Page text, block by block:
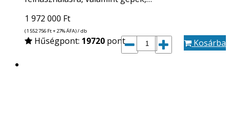
1 972 000 Ft
(1 552 756 Ft+ 27% ÁFA) / db
Hűségpont: 19720 pont Kosárba